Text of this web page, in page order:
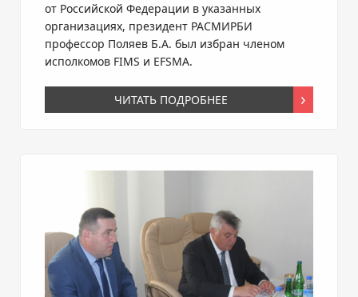
от Российской Федерации в указанных
организациях, президент РАСМИРБИ
профессор Поляев Б.А. был избран членом
исполкомов FIMS и EFSMA.
ЧИТАТЬ ПОДРОБНЕЕ